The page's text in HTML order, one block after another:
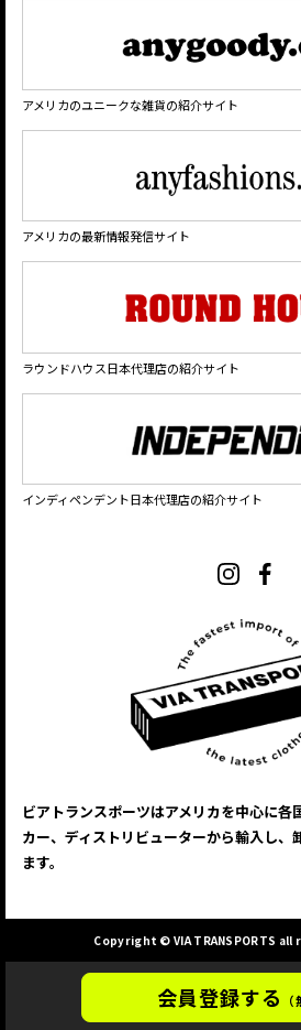
会員登録する
アメリカのユニークな雑貨の紹介サイト
アメリカの最新情報発信サイト
ラウンドハウス日本代理店の紹介サイト
インディペンデント日本代理店の紹介サイト
ビアトランスポーツはアメリカを中心に各
カー、 ディストリビューターから輸入し、
ます。
Copyright © VIA TRANSPORTS